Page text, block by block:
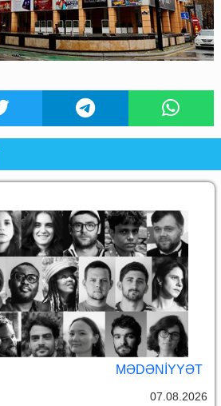
MƏDƏNIYYƏT
07.08.2026